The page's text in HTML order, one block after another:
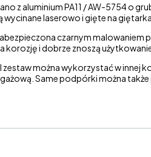
z aluminium PA11 / AW-5754 o
wycinane laserowo i gięte na
czarnym
korozję i dobrze znoszą
zestaw można wykorzystać w
Same podpórki można